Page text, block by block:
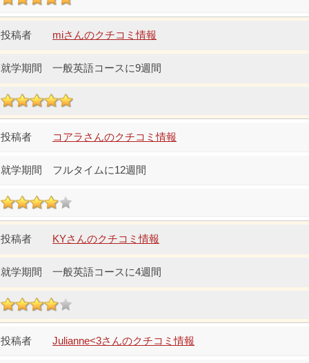
miさんのクチコミ情報
一般英語コースに9週間
コアラさんのクチコミ情報
フルタイムに12週間
KYさんのクチコミ情報
一般英語コースに4週間
Julianne<3さんのクチコミ情報